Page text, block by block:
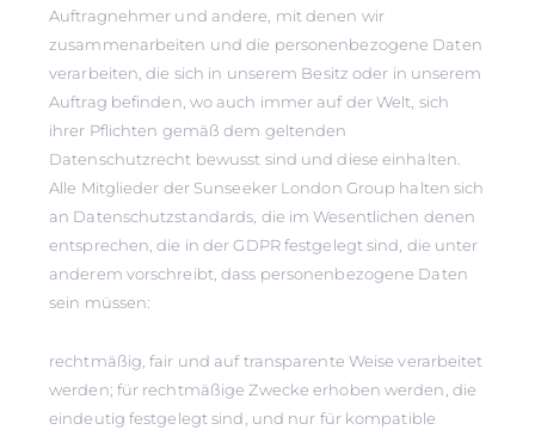
Auftragnehmer und andere, mit denen wir
zusammenarbeiten und die personenbezogene Daten
verarbeiten, die sich in unserem Besitz oder in unserem
Auftrag befinden, wo auch immer auf der Welt, sich
ihrer Pflichten gemäß dem geltenden
Datenschutzrecht bewusst sind und diese einhalten.
Alle Mitglieder der Sunseeker London Group halten sich
an Datenschutzstandards, die im Wesentlichen denen
entsprechen, die in der GDPR festgelegt sind, die unter
anderem vorschreibt, dass personenbezogene Daten
sein müssen:
rechtmäßig, fair und auf transparente Weise verarbeitet
werden; für rechtmäßige Zwecke erhoben werden, die
eindeutig festgelegt sind, und nur für kompatible